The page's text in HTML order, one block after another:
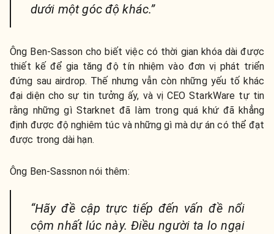
dưới một góc độ khác.”
Ông Ben-Sasson cho biết việc có thời gian khóa dài được
thiết kế để gia tăng độ tín nhiệm vào đơn vị phát triển
đứng sau airdrop. Thế nhưng vẫn còn những yếu tố khác
đại diện cho sự tin tưởng ấy, và vị CEO StarkWare tự tin
rằng những gì Starknet đã làm trong quá khứ đã khẳng
định được độ nghiêm túc và những gì mà dự án có thể đạt
được trong dài hạn.
Ông Ben-Sassnon nói thêm:
“Hãy đề cập trực tiếp đến vấn đề nổi
cộm nhất lúc này. Điều người ta lo ngại